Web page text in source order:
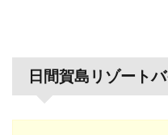
日間賀島リゾート